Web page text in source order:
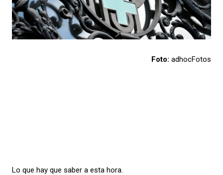
Foto: adhocFotos
Lo que hay que saber a esta hora.